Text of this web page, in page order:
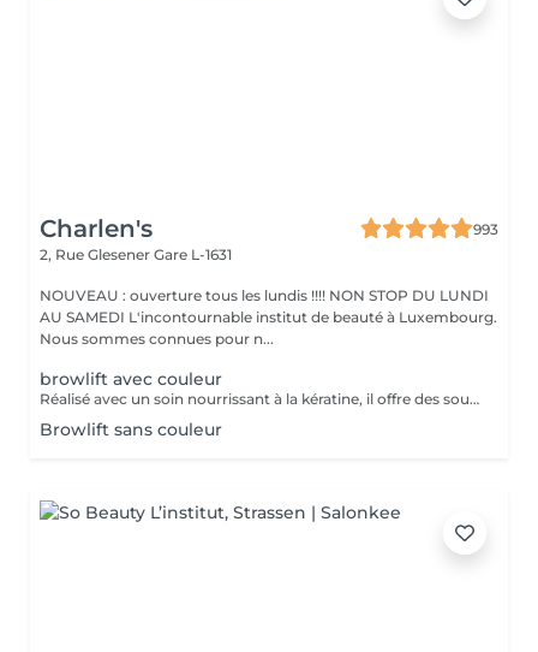
Charlen's
993
2, Rue Glesener Gare L-1631
NOUVEAU : ouverture tous les lundis !!!! NON STOP DU LUNDI
AU SAMEDI L'incontournable institut de beauté à Luxembourg.
Nous sommes connues pour n...
browlift avec couleur
Réalisé avec un soin nourrissant à la kératine, il offre des sourcils naturels et harmonieux jusqu'à 6 à 8 semaines
Browlift sans couleur